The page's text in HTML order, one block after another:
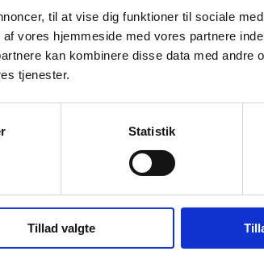
til at vise dig funktioner til sociale
vores hjemmeside med vores partnere
kan kombinere disse data med andre
tjenester.
Statistik
Tillad valgte